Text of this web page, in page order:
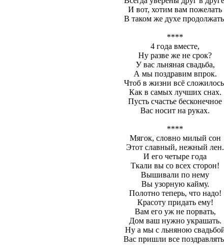
И вот, хотим вам пожелать
В таком же духе
****
4 года вместе,
Ну разве же не срок?
У вас льняная свадьба,
А мы поздравим впрок.
Чтоб в жизни всё
Как в самых лучших снах.
Пусть счастье бесконечное
Вас носит на руках.
****
Мягок, словно милый сон
Этот славный, нежный лен.
И его четыре года
Ткали вы со всех сторон!
Вышивали по нему
Вы узорную кайму.
Полотно теперь, что надо!
Красоту придать ему!
Вам его уж не порвать,
Дом ваш нужно украшать.
Ну а мы с льняною
Вас пришли все